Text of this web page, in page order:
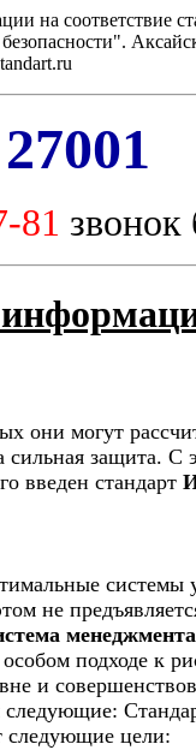
на
81 звонок
они могут
защита. С
введен стандарт
системы
не
подходе к
и
следующие цели: